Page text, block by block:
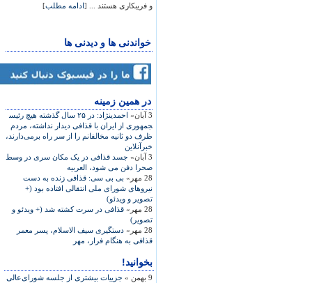
و فریبکاری هستند ... [ادامه مطلب]
خواندنی ها و دیدنی ها
در همين زمينه
3 آبان»
احمدی​نژاد: در ۲۵ سال گذشته هيچ رئيس​
جمهوری از ايران با قذافی ديدار نداشته، مردم
ظرف دو ثانيه مخالفانم را از سر راه برمی‌دارند،
خبرآنلاين
3 آبان»
جسد قذافی در يک مکان سری در وسط
صحرا دفن می شود، العربيه
28 مهر»
بی بی سی: قذافی زنده به دست
نیروهای شورای ملی انتقالی افتاده بود (+
تصویر و ویدئو)
28 مهر»
قذافی در سرت کشته شد (+ ویدئو و
تصویر)
28 مهر»
دستگيری سيف الاسلام، پسر معمر
قذافی به هنگام فرار، مهر
بخوانید!
9 بهمن »
جزییات بیشتری از جلسه شورای‌عالی